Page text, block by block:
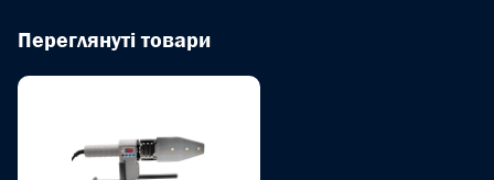
Переглянуті товари